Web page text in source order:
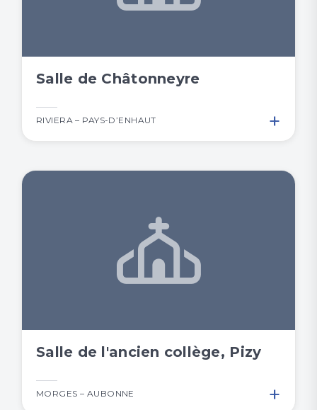
Salle de Châtonneyre
RIVIERA – PAYS-D’ENHAUT +
Salle de l'ancien collège, Pizy
MORGES – AUBONNE +